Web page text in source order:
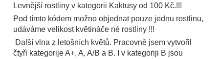
Levnější rostliny v kategorii Kaktusy od 100 Kč.!!!
Pod tímto kódem možno objednat pouze jednu rostlinu,
udáváme velikost květináče né rostliny !!!
Další vlna z letošních květů. Pracovně jsem vytvořil
čtyři kategorije A+, A, A/B a B. I v kategoriji B jsou